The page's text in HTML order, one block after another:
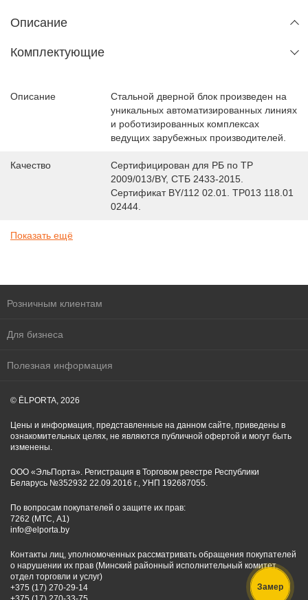
Описание
Комплектующие
Описание
Стальной дверной блок произведен на
уникальных автоматизированных линиях
и роботизированных комплексах
ведущих зарубежных производителей.
Качество
Сертифицирован для РБ по ТР
2009/013/BY, СТБ 2433-2015.
Сертификат BY/112 02.01. TP013 118.01
02444.
Показать ещё
Розничным клиентам
Для бизнеса
Полезная информация
© ĒLPORTA, 2026
Цены и информация, представленные на данном сайте, приведены в
ознакомительных целях, не являются публичной офертой и могут быть
изменены.
ООО «ЭльПорта». Регистрация в Торговом реестре Республики
Беларусь №352932 22.09.2016 г., УНП 192687055.
По вопросам покупателей о защите их прав:
7262 (МТС, A1)
info@elporta.by
Контакты лиц, уполномоченных рассматривать обращения покупателей
о нарушении их прав (Минский районный исполнительный комитет,
отдел торговли и услуг)
+375 (17) 270-29-14
Замер